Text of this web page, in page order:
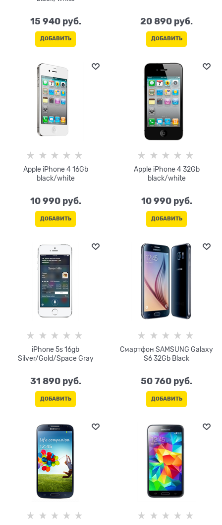
15 940 руб.
ДОБАВИТЬ
20 890 руб.
ДОБАВИТЬ
Apple iPhone 4 16Gb
black/white
10 990 руб.
ДОБАВИТЬ
Apple iPhone 4 32Gb
black/white
10 990 руб.
ДОБАВИТЬ
iPhone 5s 16gb
Silver/Gold/Space Gray
31 890 руб.
ДОБАВИТЬ
Смартфон SAMSUNG Galaxy
S6 32Gb Black
50 760 руб.
ДОБАВИТЬ